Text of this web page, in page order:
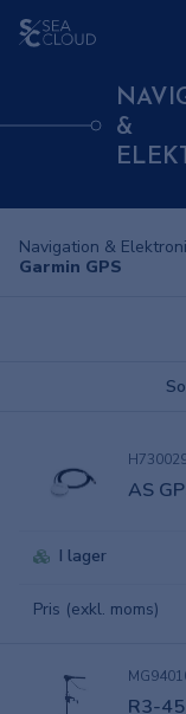
&
Navigation &
Garmin GPS
AS
I lager
Pris (exkl. moms)
R3-